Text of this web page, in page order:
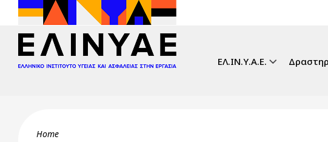
Skip to main content
ΕΛ.ΙΝ.Υ.Α.Ε.
Home